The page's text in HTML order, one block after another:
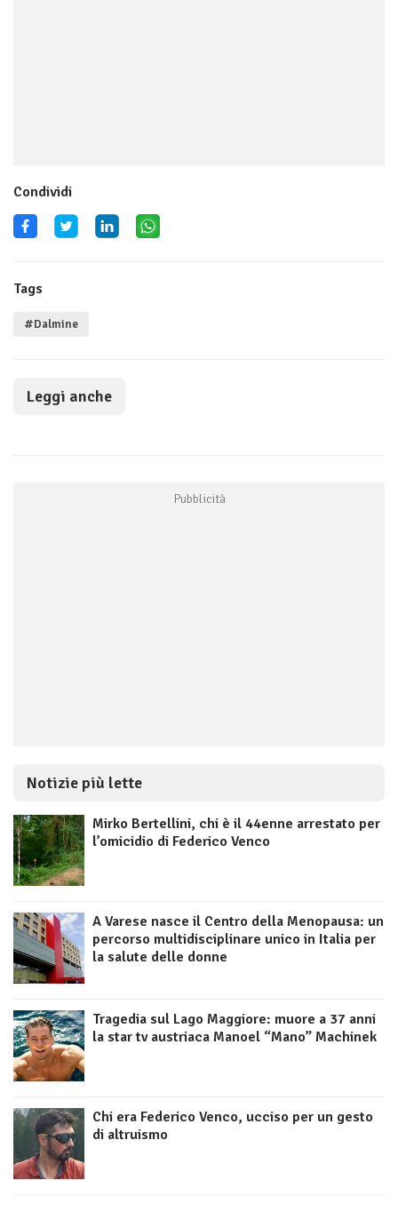
Condividi
Tags
#Dalmine
Leggi anche
Notizie più lette
Mirko Bertellini, chi è il 44enne arrestato per
l’omicidio di Federico Venco
A Varese nasce il Centro della Menopausa: un
percorso multidisciplinare unico in Italia per
la salute delle donne
Tragedia sul Lago Maggiore: muore a 37 anni
la star tv austriaca Manoel “Mano” Machinek
Chi era Federico Venco, ucciso per un gesto
di altruismo